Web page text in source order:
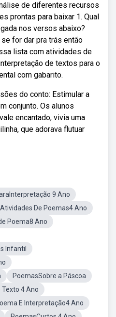
de diferentes recursos
prontas para baixar 1. Qual
nos versos abaixo?
for dar pra trás então
lista com atividades de
de textos para o
com gabarito.
do conto: Estimular a
conjunto. Os alunos
encantado, vivia uma
que adorava flutuar
9 Ano
Atividades De Poemas4 Ano
Poema8 Ano
Infantil
PoemasSobre a Páscoa
4 Ano
E Interpretação4 Ano